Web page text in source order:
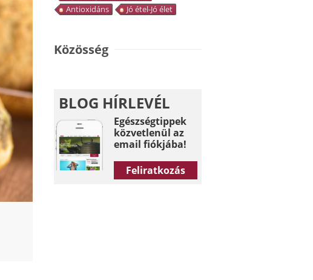
Antioxidáns
Jó étel-Jó élet
Közösség
BLOG HÍRLEVÉL
Egészségtippek
közvetlenül az
email fiókjába!
Feliratkozás